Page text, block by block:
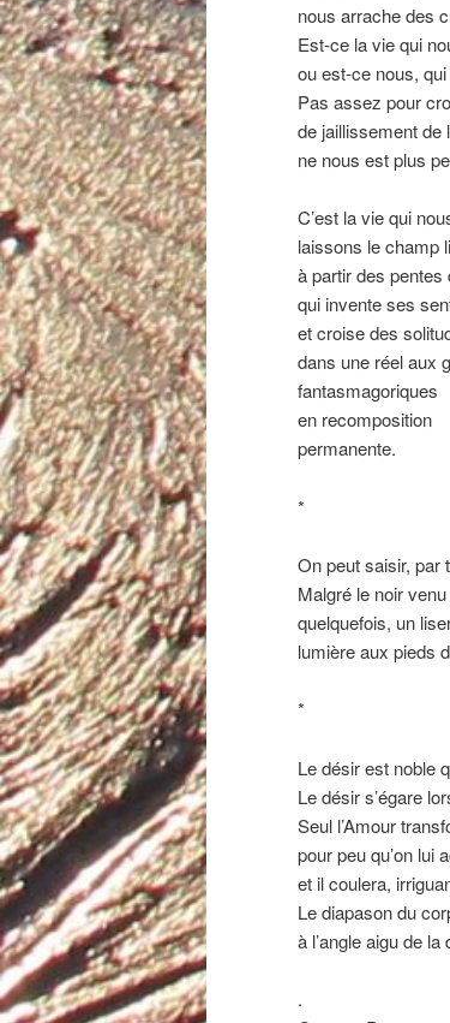
nous arrache des
Est-ce la vie qui
ou est-ce nous,
Pas assez pour
de jaillissement de
ne nous est plus
C’est la vie qui
laissons le champ
à partir des pentes
qui invente ses
et croise des
dans une réel aux
fantasmagoriques
en recomposition
permanente.
*
On peut saisir, par
Malgré le noir
quelquefois, un
lumière aux pieds
*
Le désir est noble
Le désir s’égare
Seul l’Amour
pour peu qu’on lui
et il coulera,
Le diapason du
à l’angle aigu de
.